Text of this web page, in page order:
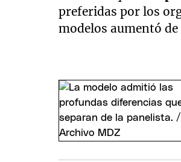
preferidas por los
modelos aumentó